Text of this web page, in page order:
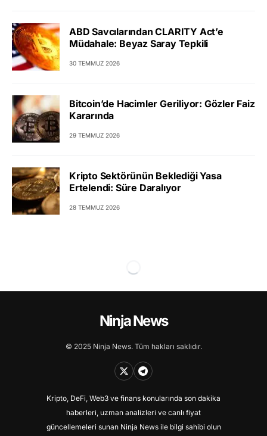
ABD Savcılarından CLARITY Act’e
Müdahale: Beyaz Saray Tepkili
30 TEMMUZ 2026
Bitcoin’de Hacimler Geriliyor: Gözler Faiz
Kararında
29 TEMMUZ 2026
Kripto Sektörünün Beklediği Yasa
Ertelendi: Süre Daralıyor
28 TEMMUZ 2026
Ninja News
© 2025 Ninja News. Tüm hakları saklıdır.
Kripto, DeFi, Web3 ve finans konularında son dakika
haberleri, uzman analizleri ve canlı fiyat
güncellemeleri sunan Ninja News ile bilgi sahibi olun